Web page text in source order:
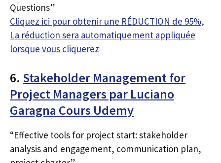
Questions”
Cliquez ici pour obtenir une RÉDUCTION de 95%,
La réduction sera automatiquement appliquée
lorsque vous cliquerez
6. Stakeholder Management for
Project Managers par Luciano
Garagna Cours Udemy
“Effective tools for project start: stakeholder
analysis and engagement, communication plan,